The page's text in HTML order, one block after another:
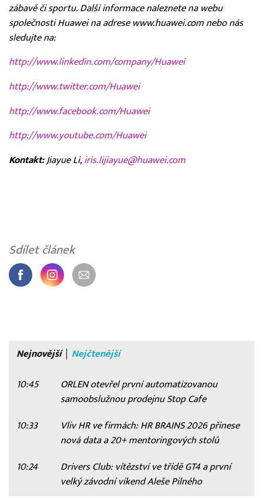
zábavě či sportu. Další informace naleznete na webu
společnosti Huawei na adrese www.huawei.com nebo nás
sledujte na:
http://www.linkedin.com/company/Huawei
http://www.twitter.com/Huawei
http://www.facebook.com/Huawei
http://www.youtube.com/Huawei
Kontakt:Jiayue Li, iris.lijiayue@huawei.com
Sdílet článek
Nejnovější Nejčtenější
10:45
ORLEN otevřel první automatizovanou
samoobslužnou prodejnu Stop Cafe
10:33
Vliv HR ve firmách: HR BRAINS 2026 přinese
nová data a 20+ mentoringových stolů
10:24
Drivers Club: vítězství ve třídě GT4 a první
velký závodní víkend Aleše Pilného